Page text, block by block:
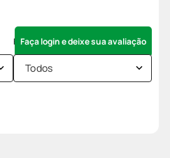
Faça login e deixe sua avaliação
Todos